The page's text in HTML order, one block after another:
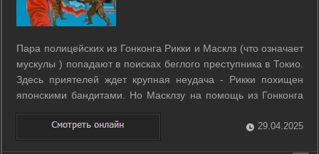
Пара полицейских из Гонконга Рикки и Масклз (что означает
мускулы ) попадают в поисках беглого преступника в Токио.
Здесь приятелей ждет крупная неудача - Рикки похищен
японскими бандитами. Но Масклзу на помощь из Гонконга
спешит подкрепление в лице... мелких мошенников,
которые умудряются попадать в самые жуткие и смешные
передряги. Правда среди ...
29.04.2025